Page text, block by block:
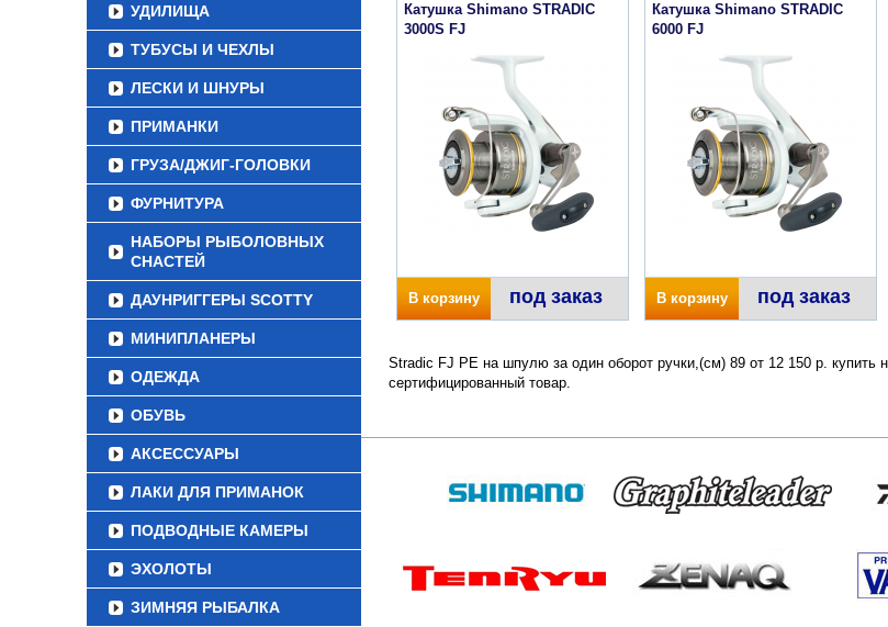
УДИЛИЩА
ТУБУСЫ И ЧЕХЛЫ
ЛЕСКИ И ШНУРЫ
ПРИМАНКИ
ГРУЗА/ДЖИГ-ГОЛОВКИ
ФУРНИТУРА
НАБОРЫ РЫБОЛОВНЫХ
СНАСТЕЙ
ДАУНРИГГЕРЫ SCOTTY
МИНИПЛАНЕРЫ
ОДЕЖДА
ОБУВЬ
АКСЕССУАРЫ
ЛАКИ ДЛЯ ПРИМАНОК
ПОДВОДНЫЕ КАМЕРЫ
ЭХОЛОТЫ
ЗИМНЯЯ РЫБАЛКА
Катушка Shimano STRADIC
3000S FJ
В корзину под заказ
Катушка Shimano STRADIC
6000 FJ
В корзину под заказ
Stradic FJ PE на шпулю за один оборот ручки,(см) 89 от 12 150 р.
сертифицированный товар.